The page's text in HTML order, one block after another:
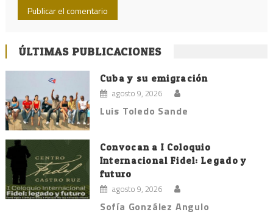
ÚLTIMAS PUBLICACIONES
Cuba y su emigración
agosto 9, 2026
Luis Toledo Sande
Convocan a I Coloquio
Internacional Fidel: Legado y
futuro
agosto 9, 2026
Sofía González Angulo